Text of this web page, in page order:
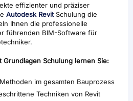
effizienter und präziser
Autodesk RevitSchulung die
Ihnen die professionelle
führenden BIM-Software für
Grundlagen Schulung lernen Sie:
im gesamten Bauprozess
Techniken von Revit